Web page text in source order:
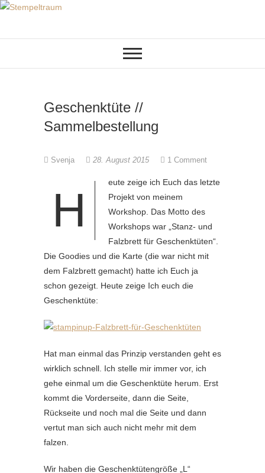
Skip
Stempeltraum
Geschenktüte //
Sammelbestellung
Svenja 28. August 2015 1 Comment
H
eute zeige ich Euch das letzte
Projekt von meinem
Workshop. Das Motto des
Workshops war „Stanz- und
Falzbrett für Geschenktüten“.
Die Goodies und die Karte (die war nicht mit
dem Falzbrett gemacht) hatte ich Euch ja
schon gezeigt. Heute zeige Ich euch die
Geschenktüte:
Hat man einmal das Prinzip verstanden geht es
wirklich schnell. Ich stelle mir immer vor, ich
gehe einmal um die Geschenktüte herum. Erst
kommt die Vorderseite, dann die Seite,
Rückseite und noch mal die Seite und dann
vertut man sich auch nicht mehr mit dem
falzen.
Wir haben die Geschenktütengröße „L“